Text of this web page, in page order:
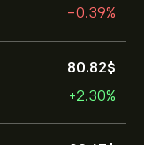
-0.39%
80.82‎$‎
+2.30%